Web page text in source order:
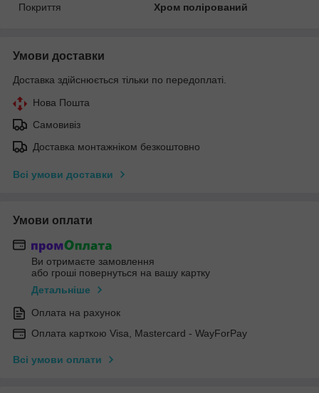
Покриття
Хром полірований
Умови доставки
Доставка здійснюється тільки по передоплаті.
Нова Пошта
Самовивіз
Доставка монтажніком безкоштовно
Всі умови доставки
Умови оплати
Ви отримаєте замовлення
або гроші повернуться на вашу картку
Детальніше
Оплата на рахунок
Оплата карткою Visa, Mastercard - WayForPay
Всі умови оплати